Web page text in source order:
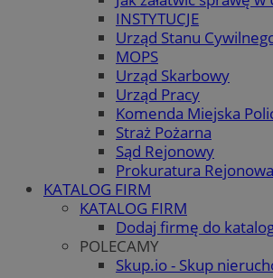
INSTYTUCJE
Urząd Stanu
MOPS
Urząd Skarbowy
Urząd Pracy
Komenda Miejska
Straż Pożarna
Sąd Rejonowy
Prokuratura Rejonowa
KATALOG FIRM
KATALOG FIRM
Dodaj firmę do
POLECAMY
Skup.io - Skup